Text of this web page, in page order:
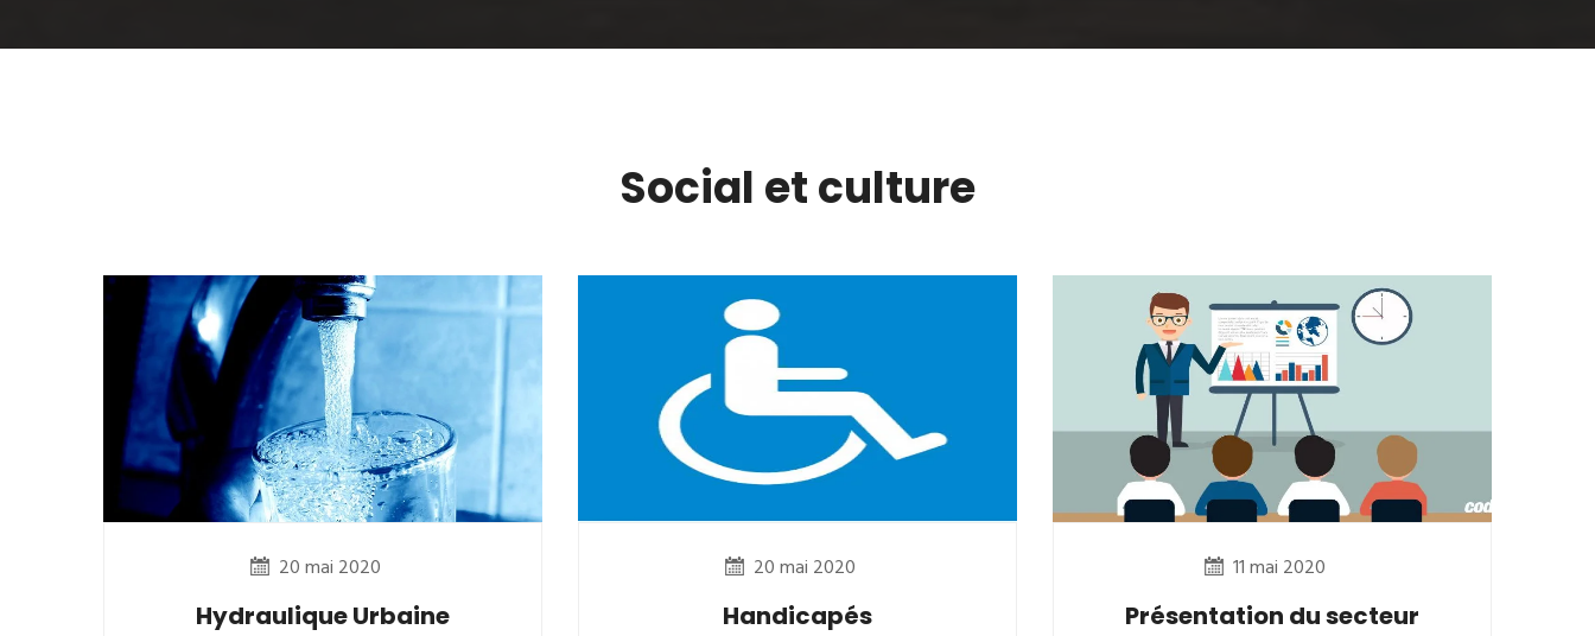
Social et culture
20 mai 2020
Hydraulique Urbaine
20 mai 2020
Handicapés
11 mai 2020
Présentation du secteur